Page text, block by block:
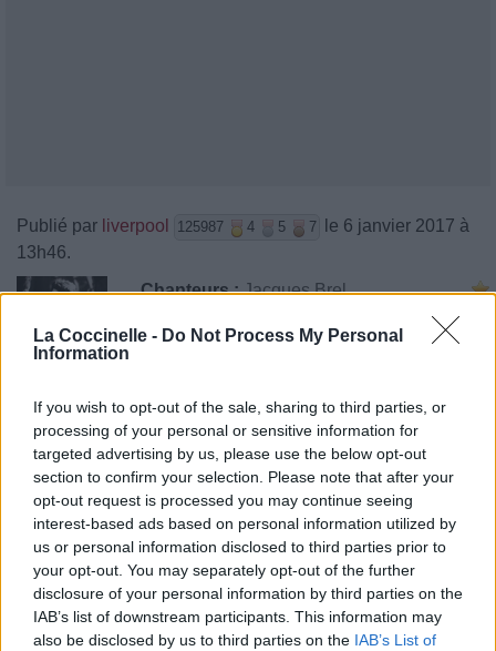
La Coccinelle - Do Not Process My Personal
Information
If you wish to opt-out of the sale, sharing to third parties, or
processing of your personal or sensitive information for
targeted advertising by us, please use the below opt-out
section to confirm your selection. Please note that after your
opt-out request is processed you may continue seeing
interest-based ads based on personal information utilized by
us or personal information disclosed to third parties prior to
your opt-out. You may separately opt-out of the further
disclosure of your personal information by third parties on the
IAB’s list of downstream participants. This information may
also be disclosed by us to third parties on the IAB’s List of
Publié par liverpool 125987 4 5 7
le 6 janvier 2017 à
13h46.
Chanteurs : Jacques Brel
Les 100 Plus Belles Chansons :
Jacques Brel
Paroles Téléchargement
Vidéos
Commentaires
Pour prolonger le plaisir musical :
Vous aimez chanter, apprenez la guitare chez
Télécharger légalement les MP3 sur